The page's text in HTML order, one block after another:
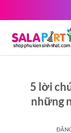
nội
dung
5 lời
những